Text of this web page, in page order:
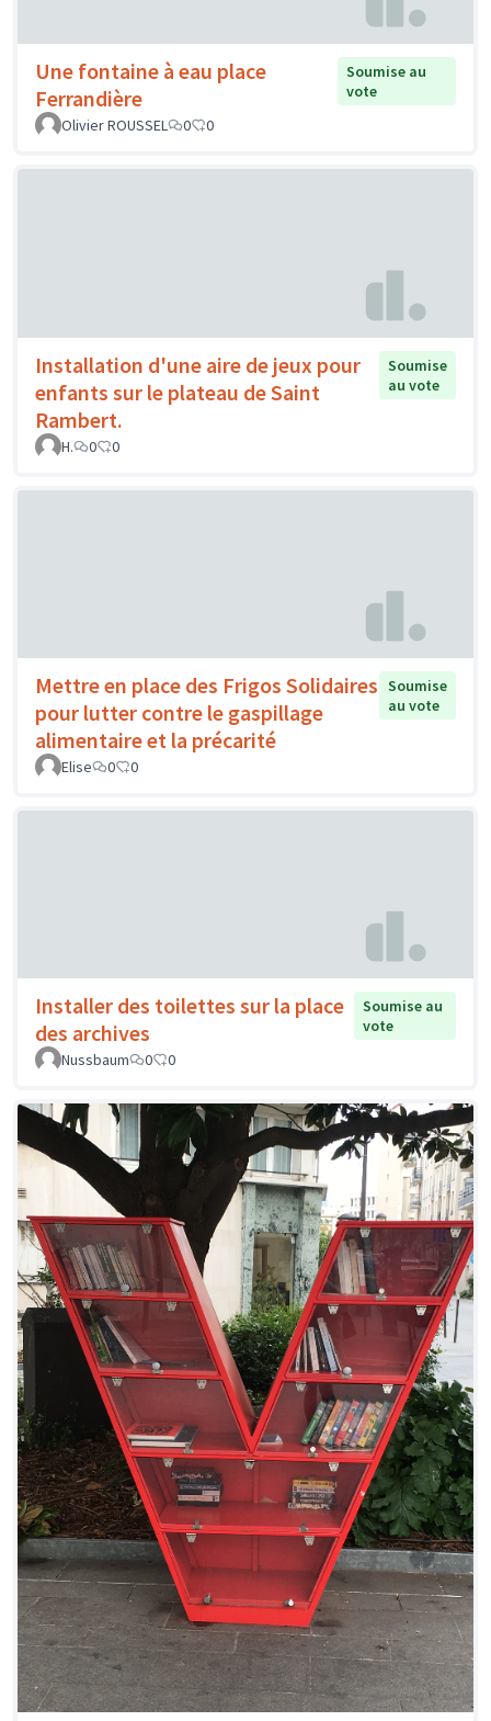
Une fontaine à eau place
Ferrandière
Soumise au
vote
Olivier ROUSSEL
0 0
Installation d'une aire de jeux pour
enfants sur le plateau de Saint
Rambert.
Soumise
au vote
H. 0 0
Mettre en place des Frigos Solidaires
pour lutter contre le gaspillage
alimentaire et la précarité
Soumise
au vote
Elise 0 0
Installer des toilettes sur la place
des archives
Soumise au
vote
Nussbaum
0 0